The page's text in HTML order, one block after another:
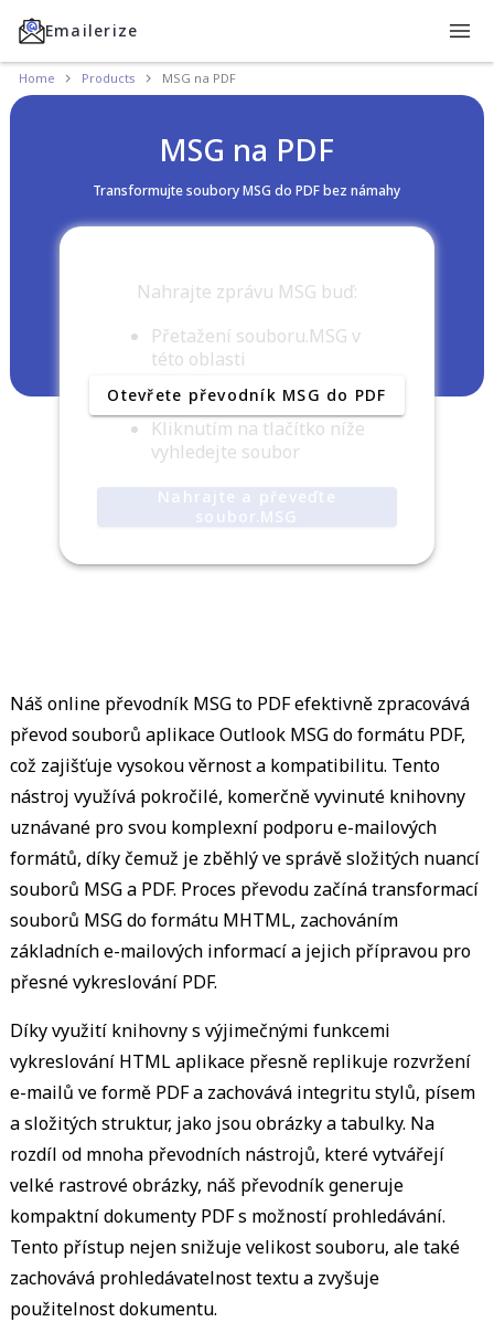
Emailerize
Home Products MSG na PDF
MSG na PDF
Transformujte soubory MSG do PDF bez námahy
Nahrajte zprávu MSG buď:
Přetažení souboru.MSG v
této oblasti
Microsoft Outlook
Kliknutím na tlačítko níže
vyhledejte soubor
Nahrajte a převeďte
soubor.MSG
Otevřete převodník MSG do PDF
Náš online převodník MSG to PDF efektivně zpracovává
převod souborů aplikace Outlook MSG do formátu PDF,
což zajišťuje vysokou věrnost a kompatibilitu. Tento
nástroj využívá pokročilé, komerčně vyvinuté knihovny
uznávané pro svou komplexní podporu e-mailových
formátů, díky čemuž je zběhlý ve správě složitých nuancí
souborů MSG a PDF. Proces převodu začíná transformací
souborů MSG do formátu MHTML, zachováním
základních e-mailových informací a jejich přípravou pro
přesné vykreslování PDF.
Díky využití knihovny s výjimečnými funkcemi
vykreslování HTML aplikace přesně replikuje rozvržení
e-mailů ve formě PDF a zachovává integritu stylů, písem
a složitých struktur, jako jsou obrázky a tabulky. Na
rozdíl od mnoha převodních nástrojů, které vytvářejí
velké rastrové obrázky, náš převodník generuje
kompaktní dokumenty PDF s možností prohledávání.
Tento přístup nejen snižuje velikost souboru, ale také
zachovává prohledávatelnost textu a zvyšuje
použitelnost dokumentu.